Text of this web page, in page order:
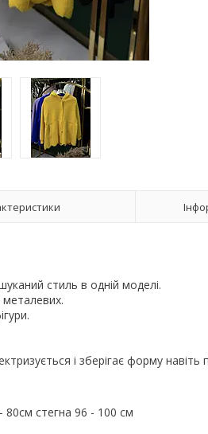
стиль в одній моделі.
і зберігає форму навіть
80см стегна 96 - 100 см